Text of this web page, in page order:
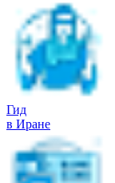
Гид
в Иране